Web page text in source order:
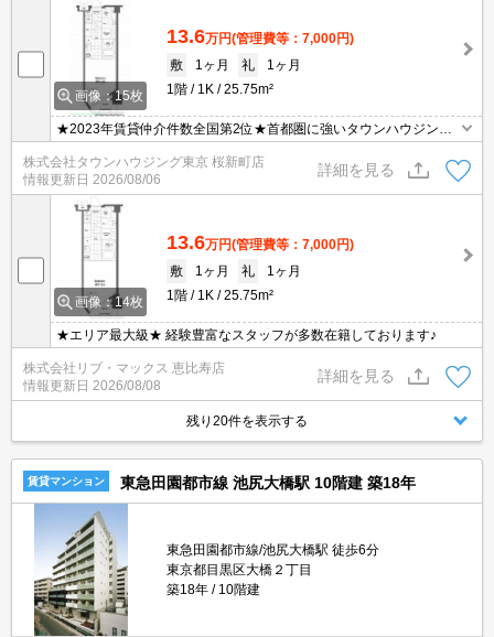
画像：15枚
13.6万円(管理費等：7,000円)
敷
1ヶ月 礼
1ヶ月
1階
1K 25.75m²
★2023年賃貸仲介件数全国第2位★首都圏に強いタウンハウジング
がご案内させていただきます★世田谷区・目黒区エリアのお部屋探
しならタウンハウジング東京へ★
株式会社タウンハウジング東京 桜新町店
情報更新日 2026/08/06
詳細を見る
画像：14枚
13.6万円(管理費等：7,000円)
敷
1ヶ月 礼
1ヶ月
1階
1K 25.75m²
★エリア最大級★ 経験豊富なスタッフが多数在籍しております♪
株式会社リブ・マックス 恵比寿店
情報更新日 2026/08/08
詳細を見る
残り20件を表示する
賃貸マンション 東急田園都市線 池尻大橋駅 10階建 築18年
東急田園都市線/池尻大橋駅 徒歩6分
東京都目黒区大橋２丁目
築18年
10階建